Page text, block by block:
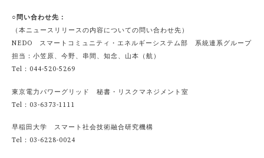
○問い合わせ先：
（本ニュースリリースの内容についての問い合わせ先）
NEDO スマートコミュニティ・エネルギーシステム部 系統連系グループ
担当：小笠原、今野、串間、知念、山本（航）
Tel：044-520-5269
東京電力パワーグリッド 秘書・リスクマネジメント室
Tel：03-6373-1111
早稲田大学 スマート社会技術融合研究機構
Tel：03-6228-0024